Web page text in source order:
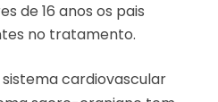
de 16 anos os pais
no tratamento.
cardiovascular